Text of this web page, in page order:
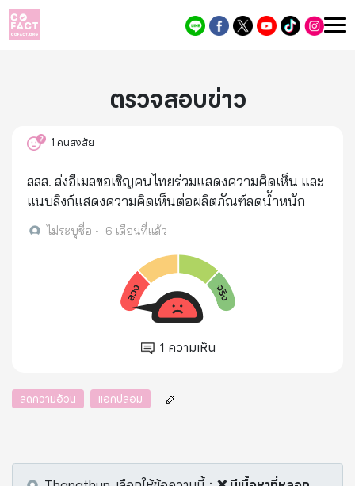
ตรวจสอบข่าว
1คนสงสัย
สสส. ส่งอีเมลขอเชิญคนไทยร่วมแสดงความคิดเห็น และ
แนบลิงก์แสดงความคิดเห็นต่อผลิตภัณฑ์ลดน้ำหนัก
ไม่ระบุชื่อ • 6 เดือนที่แล้ว
1 ความเห็น
ลดความอ้วน แอคปลอม